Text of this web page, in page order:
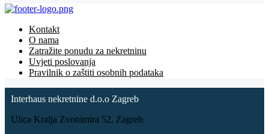
Kontakt
O nama
Zatražite ponudu za nekretninu
Uvjeti poslovanja
Pravilnik o zaštiti osobnih podataka
Interhaus nekretnine d.o.o Zagreb
Ulica Kralja Zvonimira 52, Zagreb